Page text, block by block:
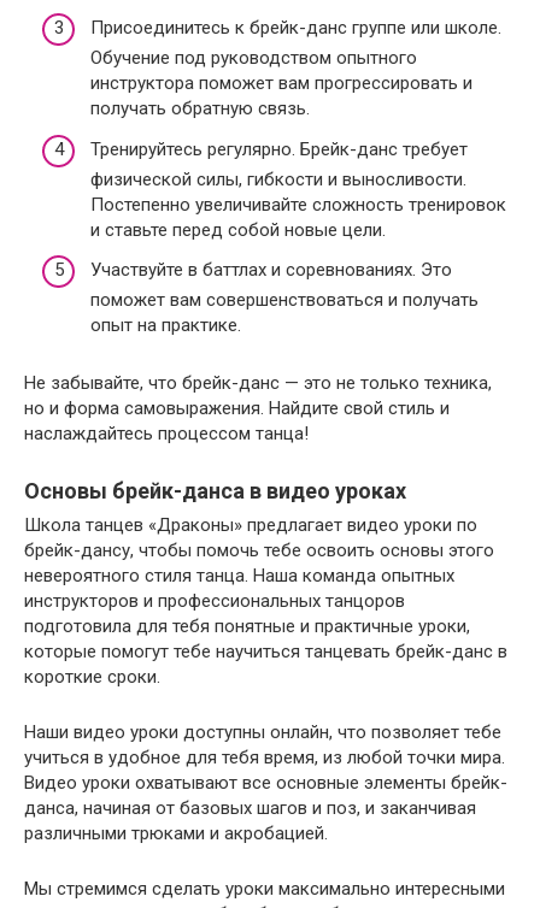
Присоединитесь к брейк-данс группе или школе.
Обучение под руководством опытного
инструктора поможет вам прогрессировать и
получать обратную связь.
Тренируйтесь регулярно. Брейк-данс требует
физической силы, гибкости и выносливости.
Постепенно увеличивайте сложность тренировок
и ставьте перед собой новые цели.
Участвуйте в баттлах и соревнованиях. Это
поможет вам совершенствоваться и получать
опыт на практике.
Не забывайте, что брейк-данс — это не только техника,
но и форма самовыражения. Найдите свой стиль и
наслаждайтесь процессом танца!
Основы брейк-данса в видео уроках
Школа танцев «Драконы» предлагает видео уроки по
брейк-дансу, чтобы помочь тебе освоить основы этого
невероятного стиля танца. Наша команда опытных
инструкторов и профессиональных танцоров
подготовила для тебя понятные и практичные уроки,
которые помогут тебе научиться танцевать брейк-данс в
короткие сроки.
Наши видео уроки доступны онлайн, что позволяет тебе
учиться в удобное для тебя время, из любой точки мира.
Видео уроки охватывают все основные элементы брейк-
данса, начиная от базовых шагов и поз, и заканчивая
различными трюками и акробацией.
Мы стремимся сделать уроки максимально интересными